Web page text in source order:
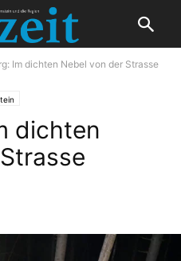
Im dichten Nebel von der Strasse
dichten